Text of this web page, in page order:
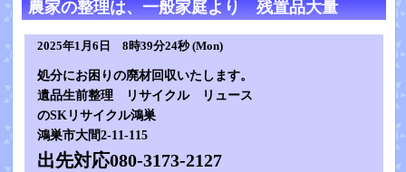
農家の整理は、一般家庭より 残置品大量
2025年1月6日 8時39分24秒 (Mon)
処分にお困りの廃材回収いたします。
遺品生前整理 リサイクル リュース
のSKリサイクル鴻巣
鴻巣市大間2-11-115
出先対応080-3173-2127